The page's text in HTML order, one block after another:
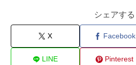
シェアする
X Facebook
LINE Pinterest